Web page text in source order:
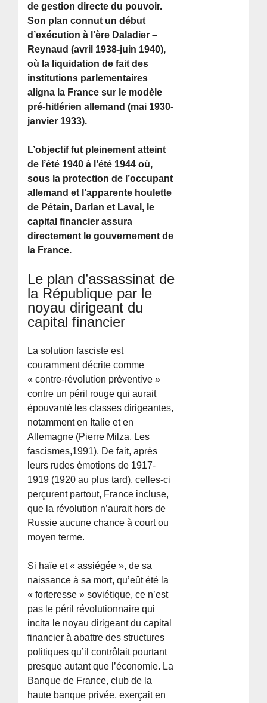
de gestion directe du pouvoir.
Son plan connut un début
d’exécution à l’ère Daladier –
Reynaud (avril 1938-juin 1940),
où la liquidation de fait des
institutions parlementaires
aligna la France sur le modèle
pré-hitlérien allemand (mai 1930-
janvier 1933).
L’objectif fut pleinement atteint
de l’été 1940 à l’été 1944 où,
sous la protection de l’occupant
allemand et l’apparente houlette
de Pétain, Darlan et Laval, le
capital financier assura
directement le gouvernement de
la France.
Le plan d’assassinat de
la République par le
noyau dirigeant du
capital financier
La solution fasciste est
couramment décrite comme
« contre-révolution préventive »
contre un péril rouge qui aurait
épouvanté les classes dirigeantes,
notamment en Italie et en
Allemagne (Pierre Milza, Les
fascismes,1991). De fait, après
leurs rudes émotions de 1917-
1919 (1920 au plus tard), celles-ci
perçurent partout, France incluse,
que la révolution n’aurait hors de
Russie aucune chance à court ou
moyen terme.
Si haïe et « assiégée », de sa
naissance à sa mort, qu’eût été la
« forteresse » soviétique, ce n’est
pas le péril révolutionnaire qui
incita le noyau dirigeant du capital
financier à abattre des structures
politiques qu’il contrôlait pourtant
presque autant que l’économie. La
Banque de France, club de la
haute banque privée, exerçait en